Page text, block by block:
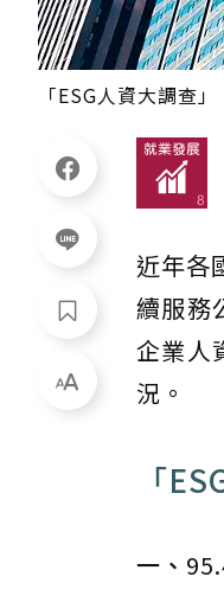
「ESG人資大調查
近年各
續服務
企業人
況。
「
一、